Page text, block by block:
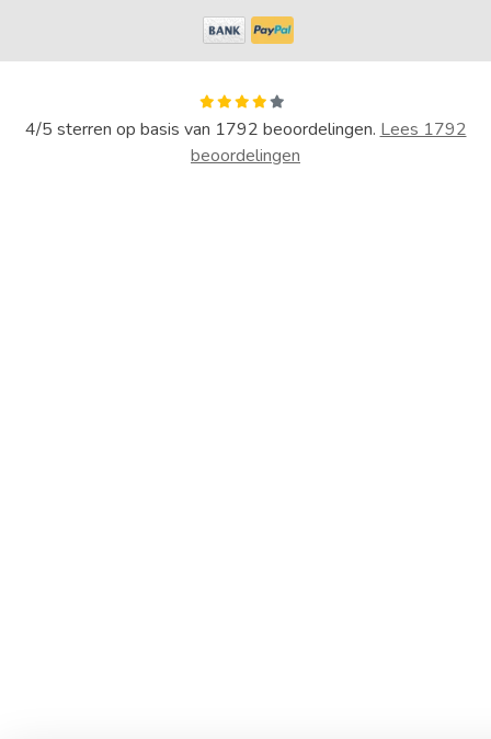
4/5 sterren op basis van 1792 beoordelingen. Lees 1792
beoordelingen